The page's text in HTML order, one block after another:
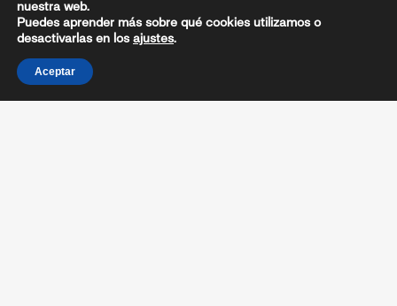
nuestra web.
Puedes aprender más sobre qué cookies utilizamos o
desactivarlas en losajustes.
Aceptar